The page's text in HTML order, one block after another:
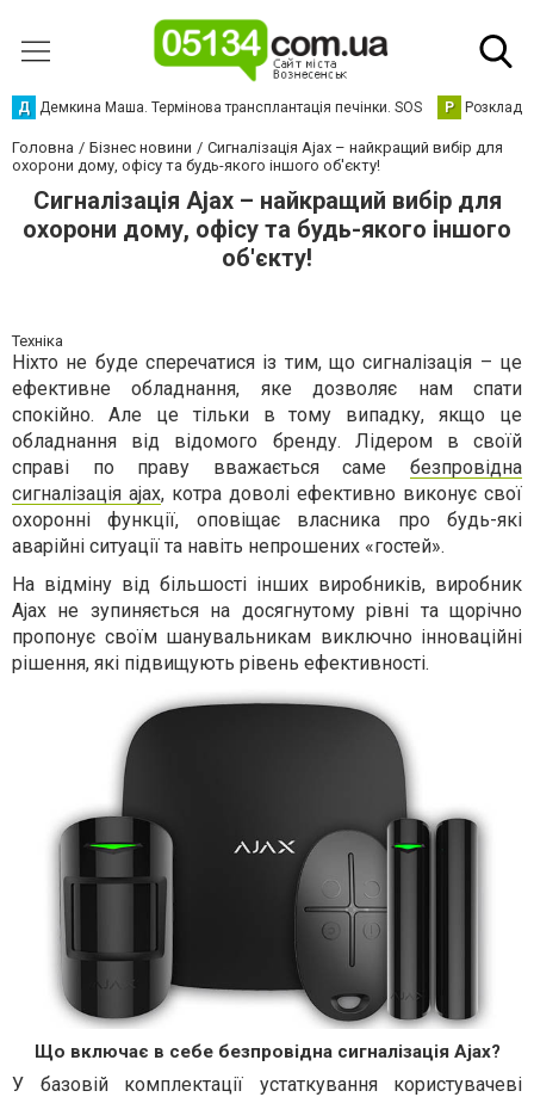
Д Демкина Маша. Термінова трансплантація печінки. SOS Р Розклад
Головна Бізнес новини
Сигналізація Ajax – найкращий вибір для
охорони дому, офісу та будь-якого іншого об'єкту!
Сигналізація Ajax – найкращий вибір для
охорони дому, офісу та будь-якого іншого
об'єкту!
Техніка
Ніхто не буде сперечатися із тим, що сигналізація – це
ефективне обладнання, яке дозволяє нам спати
спокійно. Але це тільки в тому випадку, якщо це
обладнання від відомого бренду. Лідером в своїй
справі по праву вважається саме безпровідна
сигналізація ajax, котра доволі ефективно виконує свої
охоронні функції, оповіщає власника про будь-які
аварійні ситуації та навіть непрошених «гостей».
На відміну від більшості інших виробників, виробник
Ajax не зупиняється на досягнутому рівні та щорічно
пропонує своїм шанувальникам виключно інноваційні
рішення, які підвищують рівень ефективності.
Що включає в себе безпровідна сигналізація Ajax?
У базовій комплектації устаткування користувачеві